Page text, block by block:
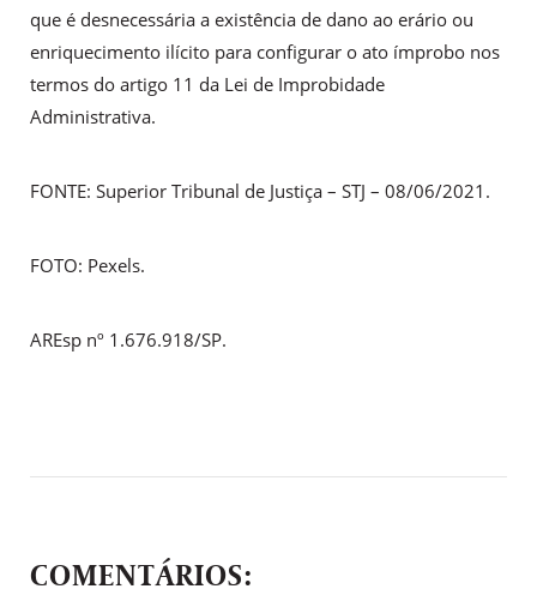
que é desnecessária a existência de dano ao erário ou
enriquecimento ilícito para configurar o ato ímprobo nos
termos do artigo 11 da Lei de Improbidade
Administrativa.​
FONTE: Superior Tribunal de Justiça – STJ – 08/06/2021.
FOTO: Pexels.
AREsp nº 1.676.918/SP.
COMENTÁRIOS: